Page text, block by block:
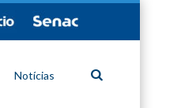
Notícias